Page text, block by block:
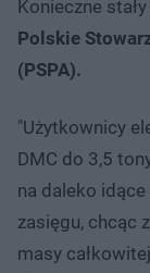
Konieczne
Polskie
(PSPA).
"Użytkownicy
DMC do 3,5
na daleko
zasięgu, chcąc
masy